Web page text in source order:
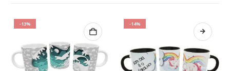
-13% -14%